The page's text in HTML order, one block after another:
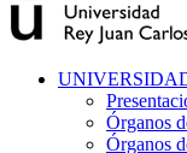
Órganos
Órganos